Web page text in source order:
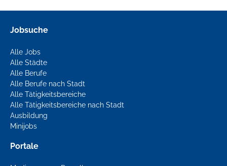
Jobsuche
Alle Jobs
Alle Städte
Alle Berufe
Alle Berufe nach Stadt
Alle Tätigkeitsbereiche
Alle Tätigkeitsbereiche nach Stadt
Ausbildung
Minijobs
Portale